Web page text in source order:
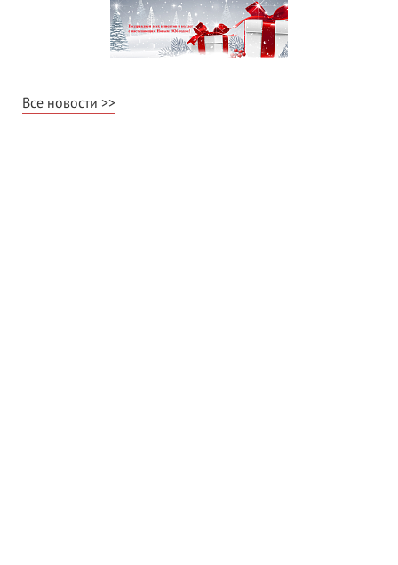
Все новости